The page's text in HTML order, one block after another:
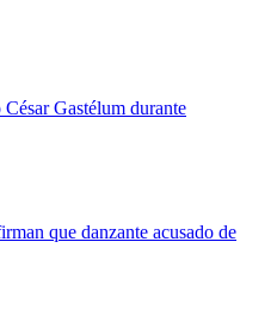
Gastélum durante
que danzante acusado de